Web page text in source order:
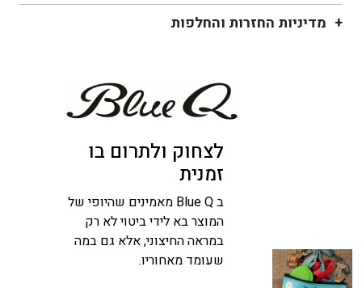
מדיניות החזרות והחלפות
לצחוק ולתרום בו
זמנית
ב Blue Q מאמינים שהיופי של
המוצר בא לידי ביטוי לא רק
במראה החיצוני, אלא גם במה
שעומד מאחוריו.